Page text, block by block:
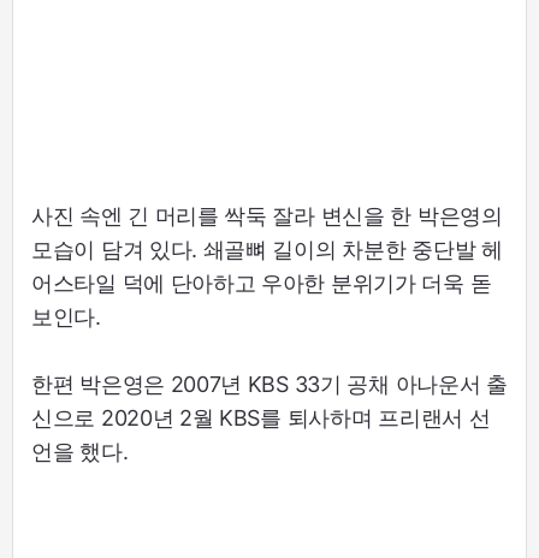
사진 속엔 긴 머리를 싹둑 잘라 변신을 한 박은영의
모습이 담겨 있다. 쇄골뼈 길이의 차분한 중단발 헤
어스타일 덕에 단아하고 우아한 분위기가 더욱 돋
보인다.
한편 박은영은 2007년 KBS 33기 공채 아나운서 출
신으로 2020년 2월 KBS를 퇴사하며 프리랜서 선
언을 했다.